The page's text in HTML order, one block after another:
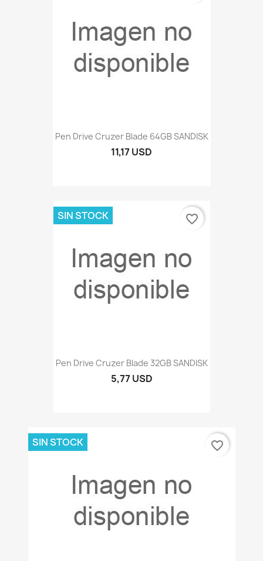
Pen Drive Cruzer Blade 64GB SANDISK
11,17 USD
Pen Drive Cruzer Blade 32GB SANDISK
5,77 USD
SIN STOCK favorite_border
SIN STOCK favorite_border